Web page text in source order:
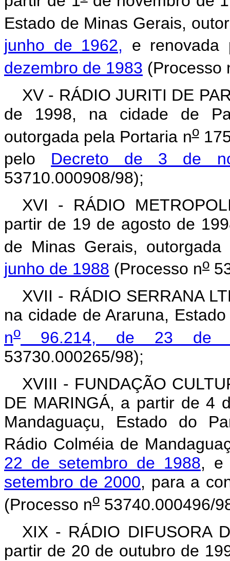
Estado de Minas Gerais,
junho de 1962, e
dezembro de 1983 (Processo
XV - RÁDIO JURITI DE
de 1998, na cidade de
outorgada pela Portaria no
pelo Decreto de 3 de
53710.000908/98);
XVI - RÁDIO
partir de 19 de agosto de
de Minas Gerais,
junho de 1988 (Processo no
XVII - RÁDIO SERRANA
na cidade de Araruna,
no 96.214, de 23 de
53730.000265/98);
XVIII - FUNDAÇÃO
DE MARINGÁ, a partir de 4
Mandaguaçu, Estado do
Rádio Colméia de
22 de setembro de 1988, e
setembro de 2000, para a
(Processo no 53740.000496/
XIX - RÁDIO DIFUSORA
partir de 20 de outubro de